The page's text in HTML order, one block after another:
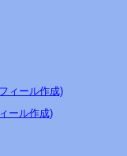
ィール作成)
ール作成)